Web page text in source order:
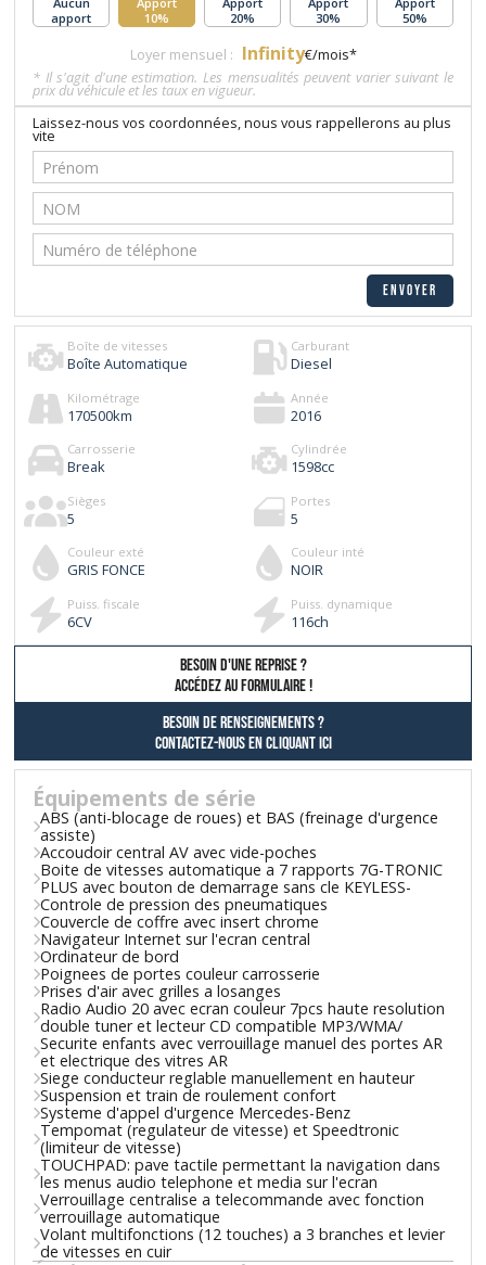
apport
10%
20%
30%
50%
Loyer mensuel : Infinity€/mois*
* Il s'agit d'une estimation. Les mensualités peuvent varier suivant le
prix du véhicule et les taux en vigueur.
Laissez-nous vos coordonnées, nous vous rappellerons au plus
vite
Boîte de vitesses
Boîte Automatique
Carburant
Diesel
Kilométrage
170500km
Année
2016
Carrosserie
Break
Cylindrée
1598cc
Sièges
5
Portes
5
Couleur exté
GRIS FONCE
Couleur inté
NOIR
Puiss. fiscale
6CV
Puiss. dynamique
116ch
besoin d'une reprise ?
AccÉdez au formulaire !
Besoin de renseignements ?
contactez-nous en cliquant ici
Équipements de série
ABS (anti-blocage de roues) et BAS (freinage d'urgence
assiste)
Accoudoir central AV avec vide-poches
Boite de vitesses automatique a 7 rapports 7G-TRONIC
PLUS avec bouton de demarrage sans cle KEYLESS-
Controle de pression des pneumatiques
Couvercle de coffre avec insert chrome
Navigateur Internet sur l'ecran central
Ordinateur de bord
Poignees de portes couleur carrosserie
Prises d'air avec grilles a losanges
Radio Audio 20 avec ecran couleur 7pcs haute resolution
double tuner et lecteur CD compatible MP3/WMA/
Securite enfants avec verrouillage manuel des portes AR
et electrique des vitres AR
Siege conducteur reglable manuellement en hauteur
Suspension et train de roulement confort
Systeme d'appel d'urgence Mercedes-Benz
Tempomat (regulateur de vitesse) et Speedtronic
(limiteur de vitesse)
TOUCHPAD: pave tactile permettant la navigation dans
les menus audio telephone et media sur l'ecran
Verrouillage centralise a telecommande avec fonction
verrouillage automatique
Volant multifonctions (12 touches) a 3 branches et levier
de vitesses en cuir